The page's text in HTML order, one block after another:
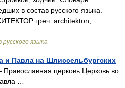
в состав русского языка.
греч. architekton,
языка
и Павла на Шлиссельбургских
церковь Церковь во
…